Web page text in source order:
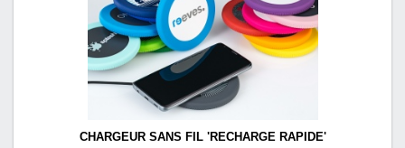
CHARGEUR SANS FIL 'RECHARGE RAPIDE'